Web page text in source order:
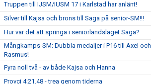
Truppen till IJSM/IUSM 17 i Karlstad har anlänt!
Silver till Kajsa och brons till Saga på senior-SM!!!
Hur var det att springa i seniorlandslaget Saga?
Mångkamps-SM: Dubbla medaljer i P16 till Axel och
Rasmus!
Fyra noll två - av både Kajsa och Hanna
Provci 4:21.48 - trea genom tiderna